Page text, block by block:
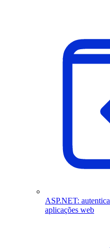
ASP.NET:
aplicações web